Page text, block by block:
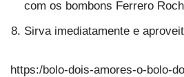
com os bombons Ferrero
Sirva imediatamente e
https:/bolo-dois-amores-o-bolo-